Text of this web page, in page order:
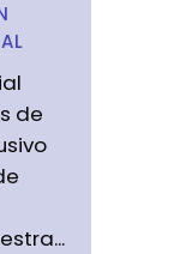
de